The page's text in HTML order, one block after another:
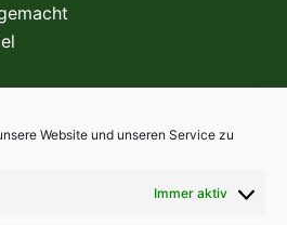
Website und unseren Service zu
Immer aktiv